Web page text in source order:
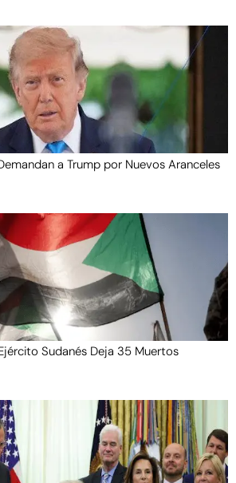
a Trump por Nuevos Aranceles
Sudanés Deja 35 Muertos